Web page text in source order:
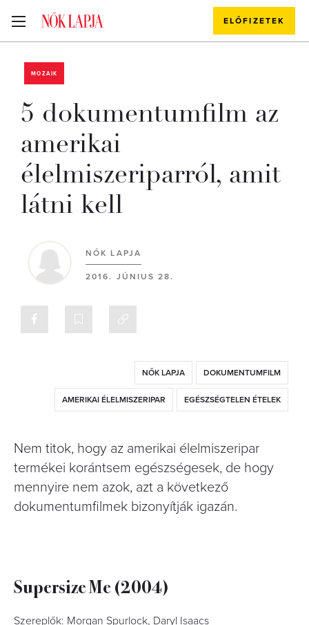
ELŐFIZETEK
MOZAIK
5 dokumentumfilm az
amerikai
élelmiszeriparról, amit
látni kell
NŐK LAPJA
2016. JÚNIUS 28.
NŐK LAPJA DOKUMENTUMFILM
AMERIKAI ÉLELMISZERIPAR EGÉSZSÉGTELEN ÉTELEK
Nem titok, hogy az amerikai élelmiszeripar
termékei korántsem egészségesek, de hogy
mennyire nem azok, azt a következő
dokumentumfilmek bizonyítják igazán.
Supersize Me (2004)
Szereplők: Morgan Spurlock, Daryl Isaacs